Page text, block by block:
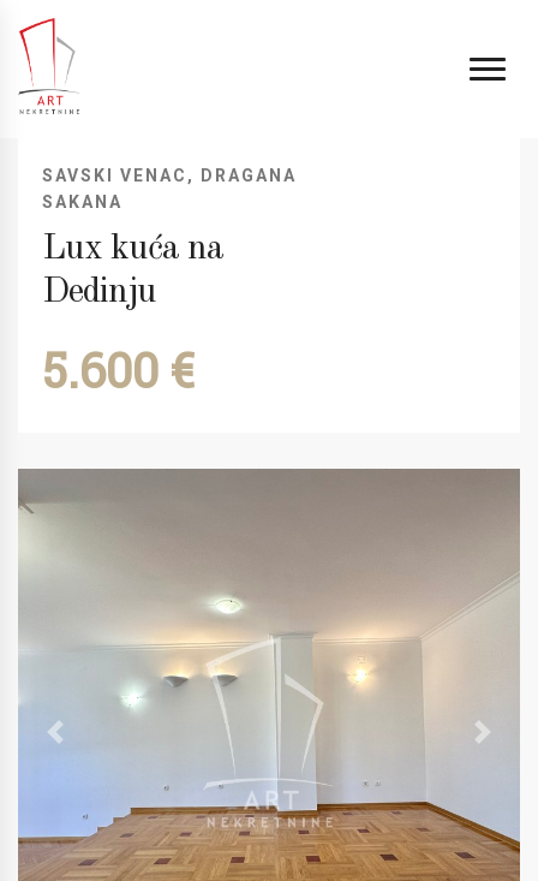
SAVSKI VENAC, DRAGANA
SAKANA
Lux kuća na
Dedinju
5.600 €
Previous Next